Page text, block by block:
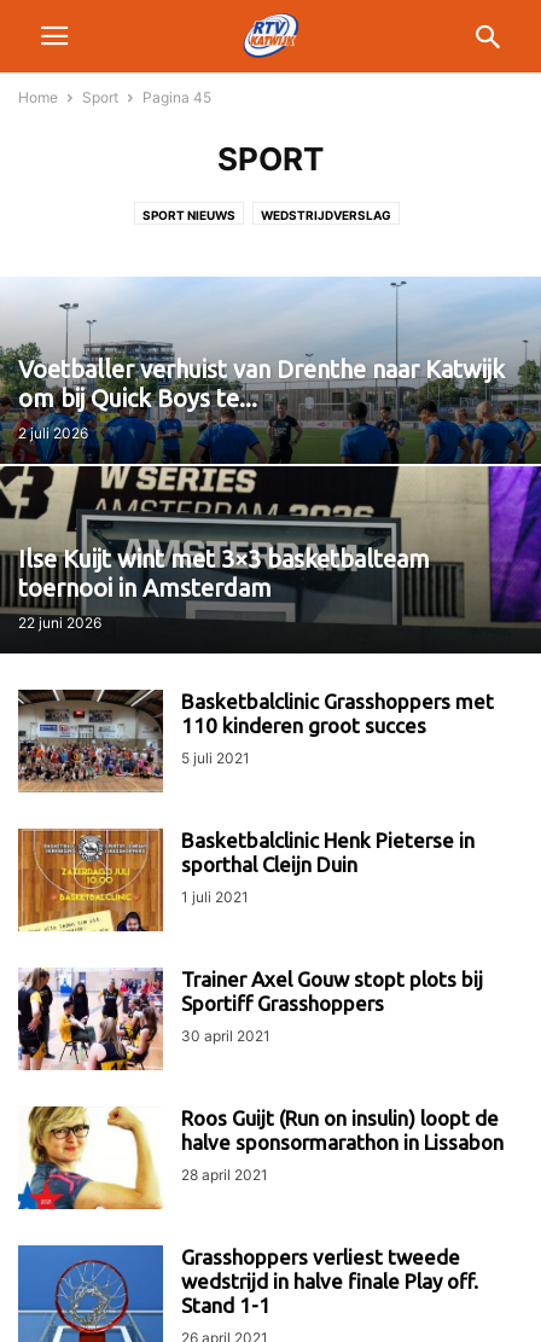
Home Sport Pagina 45
SPORT
SPORT NIEUWS WEDSTRIJDVERSLAG
Voetballer verhuist van Drenthe naar Katwijk
om bij Quick Boys te...
2 juli 2026
Ilse Kuijt wint met 3×3 basketbalteam
toernooi in Amsterdam
22 juni 2026
Basketbalclinic Grasshoppers met
110 kinderen groot succes
5 juli 2021
Basketbalclinic Henk Pieterse in
sporthal Cleijn Duin
1 juli 2021
Trainer Axel Gouw stopt plots bij
Sportiff Grasshoppers
30 april 2021
Roos Guijt (Run on insulin) loopt de
halve sponsormarathon in Lissabon
28 april 2021
Grasshoppers verliest tweede
wedstrijd in halve finale Play off.
Stand 1-1
26 april 2021